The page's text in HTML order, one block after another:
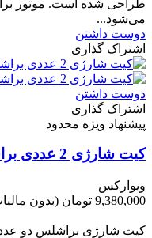
طراحی شده است. موتور
می‌شود...
دوست داشتن
اشتراک گذاری
دوست داشتن
اشتراک گذاری
پیشنهاد ویژه محدود
کیت شارژی 2 عددی براشلس ویوارکس VR2402-BCK
ویوارکس
9,380,000 تومان
(بدون